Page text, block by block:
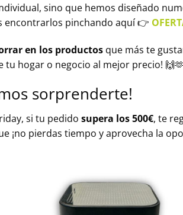
sino que hemos diseñado
encontrarlos pinchando aquí 👉
en los productos que más te
hogar o negocio al mejor precio! 🙌🫶
sorprenderte!
si tu pedido supera los 500€, te
¡no pierdas tiempo y aprovecha la